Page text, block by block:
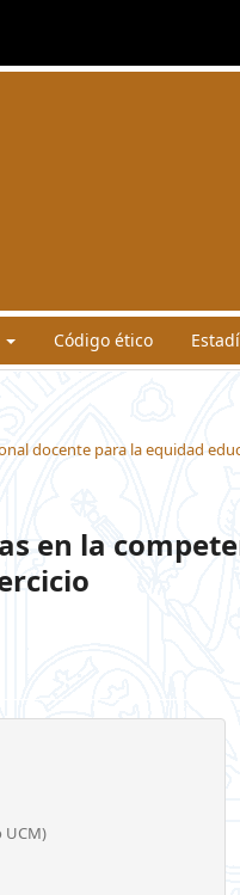
Código ético
docente para la equidad
en la
UCM)